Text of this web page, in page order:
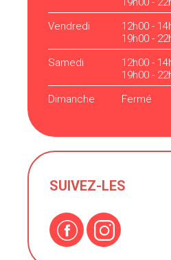
Vendredi
12h00 -
19h00 -
Samedi
12h00 -
19h00 -
Dimanche
Fermé
SUIVEZ-LES